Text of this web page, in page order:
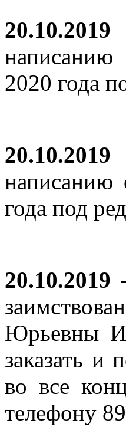
20.10.2019
2020 года
20.10.2019
написанию
года под
20.10.2019
Юрьевны
заказать и
во все
телефону